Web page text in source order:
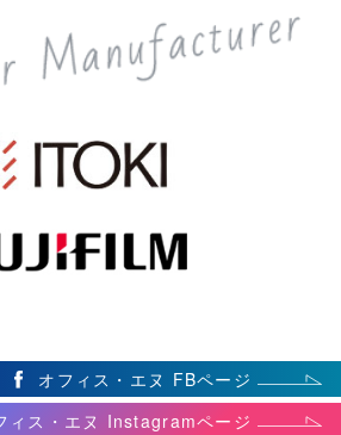
オフィス・エヌ FBページ
ィス・エヌ Instagramページ